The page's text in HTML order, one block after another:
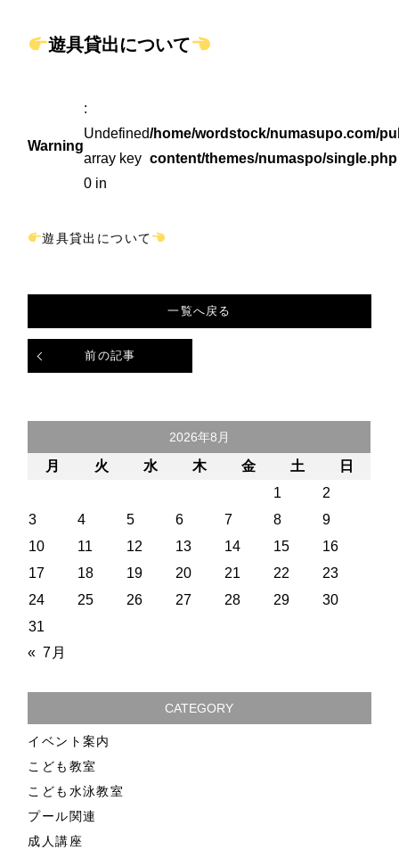
遊具貸出について
Warning
:
Undefined
array key
0 in
/home/wordstock/numasupo.com/
content/themes/numaspo/single.php
遊具貸出について
前の記事
一覧へ戻る
2026年8月
月 火 水 木 金 土
日
1
2
3
4 5 6 7 8
9
10
11 12 13 14 15
16
17
18 19 20 21 22
23
24
25 26 27 28 29
30
31
« 7月
CATEGORY
イベント案内
こども教室
こども水泳教室
プール関連
成人講座